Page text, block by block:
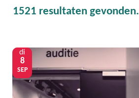
1521 resultaten gevonden.
di
8
SEP